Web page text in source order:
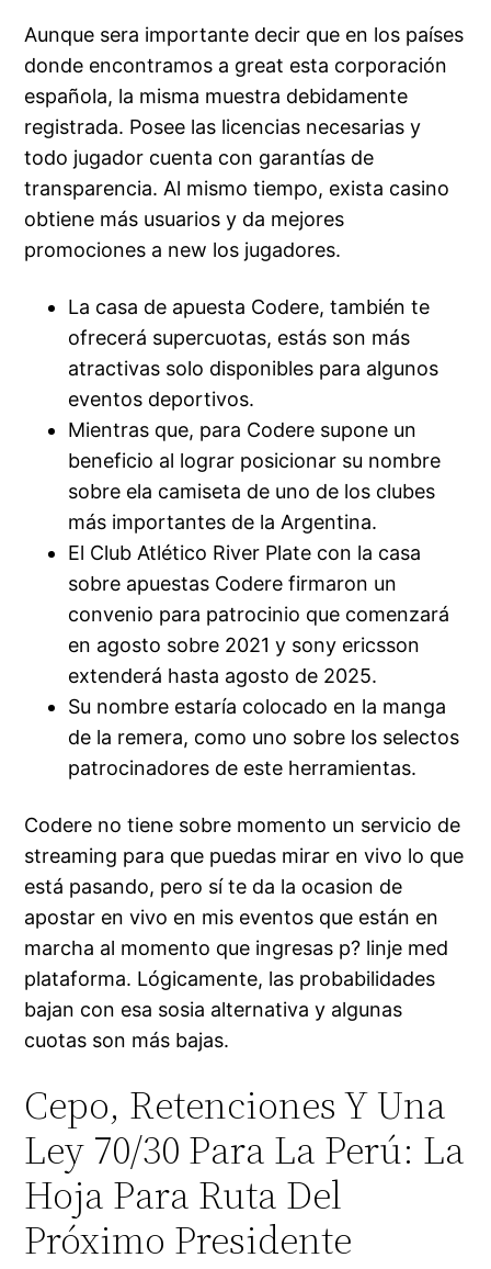
Aunque sera importante decir que en los países
donde encontramos a great esta corporación
española, la misma muestra debidamente
registrada. Posee las licencias necesarias y
todo jugador cuenta con garantías de
transparencia. Al mismo tiempo, exista casino
obtiene más usuarios y da mejores
promociones a new los jugadores.
La casa de apuesta Codere, también te
ofrecerá supercuotas, estás son más
atractivas solo disponibles para algunos
eventos deportivos.
Mientras que, para Codere supone un
beneficio al lograr posicionar su nombre
sobre ela camiseta de uno de los clubes
más importantes de la Argentina.
El Club Atlético River Plate con la casa
sobre apuestas Codere firmaron un
convenio para patrocinio que comenzará
en agosto sobre 2021 y sony ericsson
extenderá hasta agosto de 2025.
Su nombre estaría colocado en la manga
de la remera, como uno sobre los selectos
patrocinadores de este herramientas.
Codere no tiene sobre momento un servicio de
streaming para que puedas mirar en vivo lo que
está pasando, pero sí te da la ocasion de
apostar en vivo en mis eventos que están en
marcha al momento que ingresas p? linje med
plataforma. Lógicamente, las probabilidades
bajan con esa sosia alternativa y algunas
cuotas son más bajas.
Cepo, Retenciones Y Una
Ley 70/30 Para La Perú: La
Hoja Para Ruta Del
Próximo Presidente